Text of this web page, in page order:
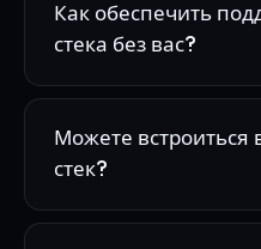
Как обеспечить
стека без вас?
Можете
стек?